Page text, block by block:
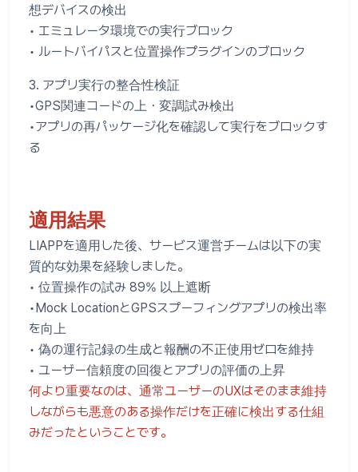
想デバイスの検出
• エミュレータ環境での実行ブロック
• ルートバイパスと位置操作プラグインのブロック
3. アプリ実行の整合性検証
•GPS関連コードの上・変調試み検出
•アプリの再パッケージ化を確認して実行をブロックす
る
適用結果
LIAPPを適用した後、サービス運営チームは以下の実
質的な効果を経験しました。
• 位置操作の試み 89% 以上遮断
•Mock LocationとGPSスプーフィングアプリの検出率
を向上
• 偽の運行記録の生成と報酬の不正使用ゼロを維持
• ユーザー信頼度の回復とアプリの評価の上昇
何より重要なのは、通常ユーザーのUXはそのまま維持
しながらも悪意のある操作だけを正確に検出する仕組
みだったということです。